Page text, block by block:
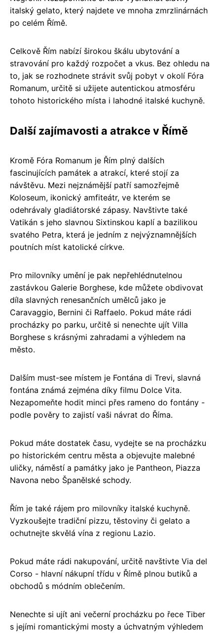
italský gelato, který najdete ve mnoha zmrzlinárnách
po celém Římě.
Celkově Řím nabízí širokou škálu ubytování a
stravování pro každý rozpočet a vkus. Bez ohledu na
to, jak se rozhodnete strávit svůj pobyt v okolí Fóra
Romanum, určitě si užijete autentickou atmosféru
tohoto historického místa i lahodné italské kuchyně.
Další zajímavosti a atrakce v Římě
Kromě Fóra Romanum je Řím plný dalších
fascinujících památek a atrakcí, které stojí za
návštěvu. Mezi nejznámější patří samozřejmě
Koloseum, ikonický amfiteátr, ve kterém se
odehrávaly gladiátorské zápasy. Navštivte také
Vatikán s jeho slavnou Sixtinskou kaplí a bazilikou
svatého Petra, která je jedním z nejvýznamnějších
poutních míst katolické církve.
Pro milovníky umění je pak nepřehlédnutelnou
zastávkou Galerie Borghese, kde můžete obdivovat
díla slavných renesančních umělců jako je
Caravaggio, Bernini či Raffaelo. Pokud máte rádi
procházky po parku, určitě si nenechte ujít Villa
Borghese s krásnými zahradami a výhledem na
město.
Dalším must-see místem je Fontána di Trevi, slavná
fontána známá zejména díky filmu Dolce Vita.
Nezapomeňte hodit minci přes rameno do fontány -
podle pověry to zajistí vaši návrat do Říma.
Pokud máte dostatek času, vydejte se na procházku
po historickém centru města a objevujte malebné
uličky, náměstí a památky jako je Pantheon, Piazza
Navona nebo Španělské schody.
Řím je také rájem pro milovníky italské kuchyně.
Vyzkoušejte tradiční pizzu, těstoviny či gelato a
ochutnejte skvělá vína z regionu Lazio.
Pokud máte rádi nakupování, určitě navštivte Via del
Corso - hlavní nákupní třídu v Římě plnou butiků a
obchodů s módním oblečením.
Nenechte si ujít ani večerní procházku po řece Tiber
s jejími romantickými mosty a úchvatným výhledem